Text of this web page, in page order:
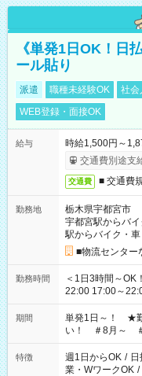
《単発1日OK！日
ール貼り
派遣 職種未経験OK 社会
WEB登録・面接OK
給与
時給1,500円～
交通費別途支
交通費 ■ 交通費
勤務地
栃木県宇都宮市
宇都宮駅からバ
駅からバイク・車
■物流センタ
勤務時間
＜1日3時間～OK！＞ ▼ 例えば… ▼ 15:00～18:00
22:00 17:00～22:00 など こちら以外の時間
ださい！
期間
単発1日～！ ★勤
い！ ＃8月～
特徴 週1日からOK /
業・WワークOK /